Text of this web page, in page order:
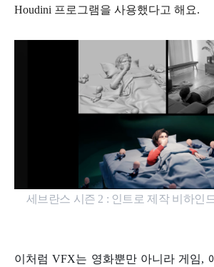
Houdini 프로그램을 사용했다고 해요.
세브란스 시즌 2 : 인트로 제작 비하인
이처럼 VFX는 영화뿐만 아니라 게임,